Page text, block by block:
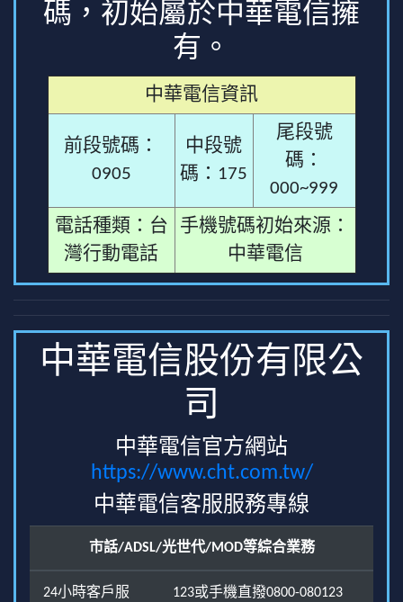
碼，初始屬於中華電信擁
有。
中華電信資訊
前段號碼：
0905
中段號
碼：175
尾段號
碼：
000~999
電話種類：台
灣行動電話
手機號碼初始來源：
中華電信
中華電信股份有限公
司
中華電信官方網站
https://www.cht.com.tw/
中華電信客服服務專線
市話/ADSL/光世代/MOD等綜合業務
24小時客戶服
123或手機直撥0800-080123